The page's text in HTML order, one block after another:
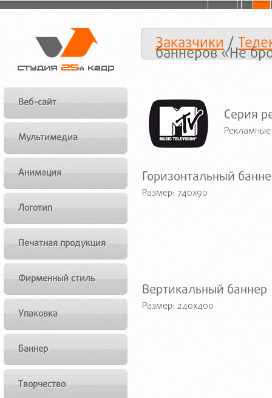
Заказчики/
баннеров «Не
Веб-сайт
Мультимедиа
Анимация
Логотип
Печатная продукция
Фирменный стиль
Упаковка
Баннер
Творчество
Серия
Горизонтальный
Размер: 740x90
Вертикальный баннер
Размер: 240x400